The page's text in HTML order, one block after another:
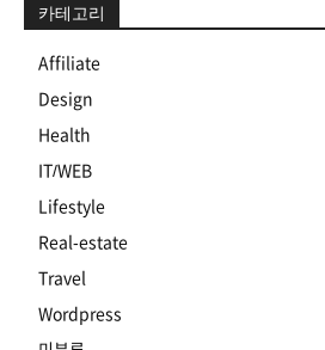
카테고리
Affiliate
Design
Health
IT/WEB
Lifestyle
Real-estate
Travel
Wordpress